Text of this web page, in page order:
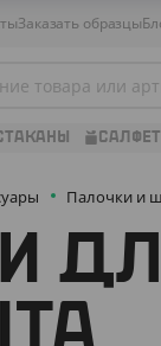
Заказать образцы
Палочки и